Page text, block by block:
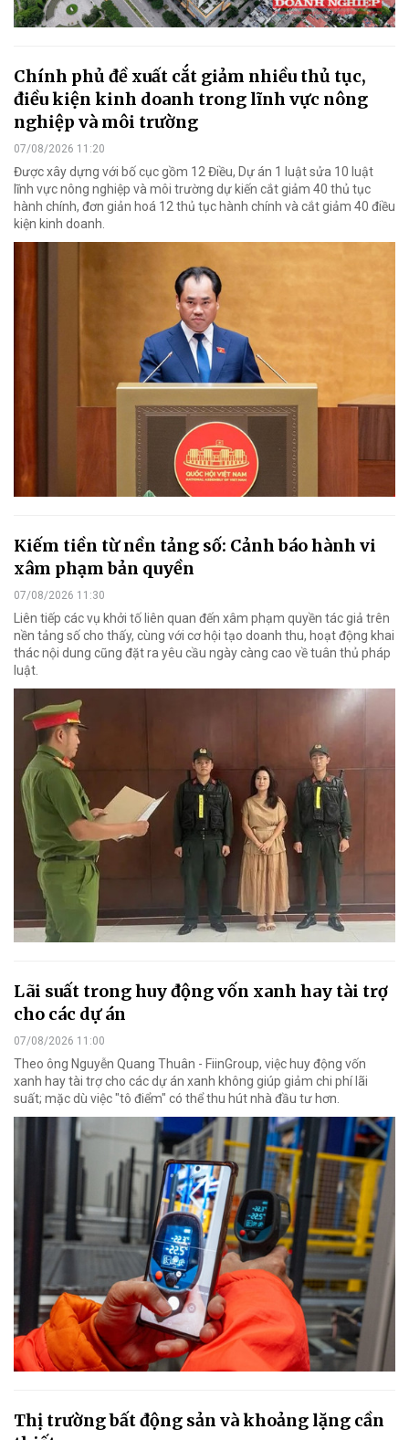
Chính phủ đề xuất cắt giảm nhiều thủ tục,
điều kiện kinh doanh trong lĩnh vực nông
nghiệp và môi trường
07/08/2026 11:20
Được xây dựng với bố cục gồm 12 Điều, Dự án 1 luật sửa 10 luật
lĩnh vực nông nghiệp và môi trường dự kiến cắt giảm 40 thủ tục
hành chính, đơn giản hoá 12 thủ tục hành chính và cắt giảm 40 điều
kiện kinh doanh.
Kiếm tiền từ nền tảng số: Cảnh báo hành vi
xâm phạm bản quyền
07/08/2026 11:30
Liên tiếp các vụ khởi tố liên quan đến xâm phạm quyền tác giả trên
nền tảng số cho thấy, cùng với cơ hội tạo doanh thu, hoạt động khai
thác nội dung cũng đặt ra yêu cầu ngày càng cao về tuân thủ pháp
luật.
Lãi suất trong huy động vốn xanh hay tài trợ
cho các dự án
07/08/2026 11:00
Theo ông Nguyễn Quang Thuân - FiinGroup, việc huy động vốn
xanh hay tài trợ cho các dự án xanh không giúp giảm chi phí lãi
suất; mặc dù việc "tô điểm" có thể thu hút nhà đầu tư hơn.
Thị trường bất động sản và khoảng lặng cần